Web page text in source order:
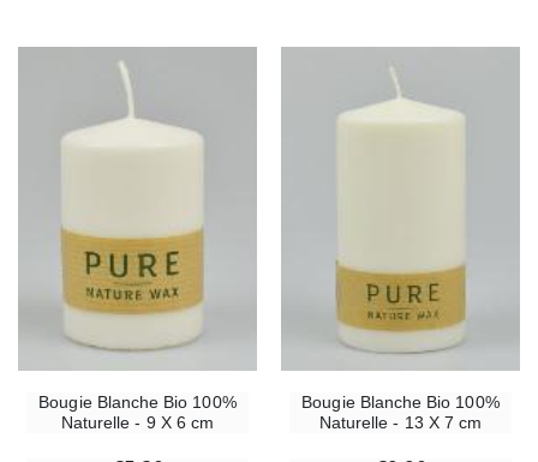
Bougie Blanche Bio 100%
Naturelle - 9 X 6 cm
Bougie Blanche Bio 100%
Naturelle - 13 X 7 cm
-10%
€13.50
-30%
-20%
€12.00 €9.60
-20%